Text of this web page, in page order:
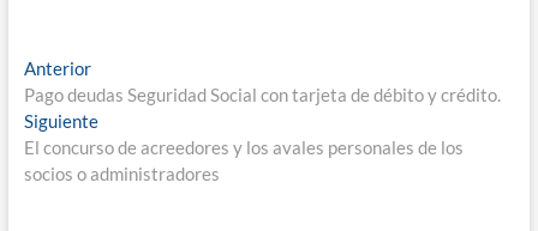
Navegación
de
entradas
AnteriorEntrada
anterior:
Pago deudas Seguridad Social con tarjeta de débito y crédito.
SiguienteEntrada
siguiente:
El concurso de acreedores y los avales personales de los
socios o administradores